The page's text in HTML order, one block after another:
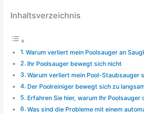
Inhaltsverzeichnis
Warum verliert mein Poolsauger an
Ihr Poolsauger bewegt sich nicht
Warum verliert mein Pool-Staubsauger
Der Poolreiniger bewegt sich zu
Erfahren Sie hier, warum Ihr
Was sind die Probleme mit einem